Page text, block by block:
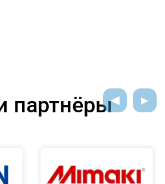
партнёры